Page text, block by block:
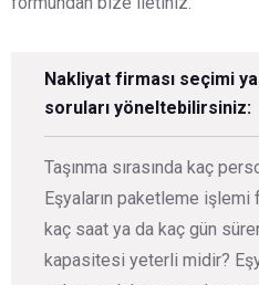
Nakliyat firması seçimi
soruları yöneltebilirsiniz:
Taşınma sırasında kaç
Eşyaların paketleme işlemi
kaç saat ya da kaç gün
kapasitesi yeterli midir?